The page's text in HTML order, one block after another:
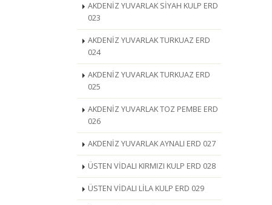
AKDENİZ YUVARLAK SİYAH KULP ERD
023
AKDENİZ YUVARLAK TURKUAZ ERD
024
AKDENİZ YUVARLAK TURKUAZ ERD
025
AKDENİZ YUVARLAK TOZ PEMBE ERD
026
AKDENİZ YUVARLAK AYNALI ERD 027
ÜSTEN VİDALI KIRMIZI KULP ERD 028
ÜSTEN VİDALI LİLA KULP ERD 029